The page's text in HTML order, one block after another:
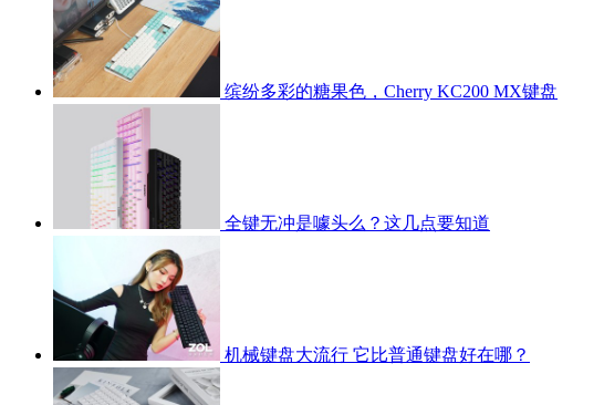
缤纷多彩的糖果色，Cherry KC200 MX键盘
全键无冲是噱头么？这几点要知道
机械键盘大流行 它比普通键盘好在哪？